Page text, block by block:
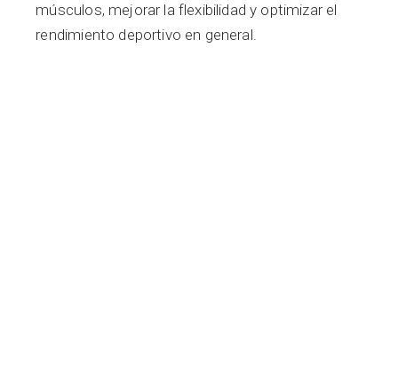
músculos, mejorar la flexibilidad y optimizar el
rendimiento deportivo en general.